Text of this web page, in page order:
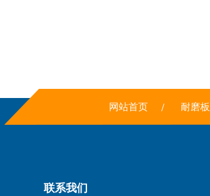
网站首页 耐磨板
联系我们